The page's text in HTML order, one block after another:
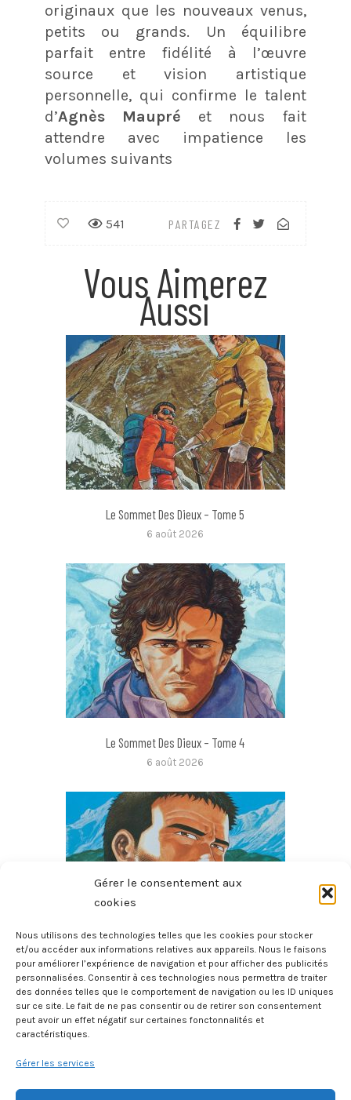
Gérer le consentement aux
cookies
Nous utilisons des technologies telles que les cookies pour stocker
et/ou accéder aux informations relatives aux appareils. Nous le faisons
pour améliorer l’expérience de navigation et pour afficher des publicités
personnalisées. Consentir à ces technologies nous permettra de traiter
des données telles que le comportement de navigation ou les ID uniques
sur ce site. Le fait de ne pas consentir ou de retirer son consentement
peut avoir un effet négatif sur certaines fonctonnalités et
caractéristiques.
Gérer les services
originaux que les nouveaux venus,
petits ou grands. Un équilibre
parfait entre fidélité à l’œuvre
source et vision artistique
personnelle, qui confirme le talent
d’Agnès Maupré et nous fait
attendre avec impatience les
volumes suivants
PARTAGEZ
541
Vous Aimerez
Aussi
Le Sommet Des Dieux – Tome 5
6 août 2026
Le Sommet Des Dieux – Tome 4
6 août 2026
Le Sommet Des Dieux – Tome 3
6 août 2026